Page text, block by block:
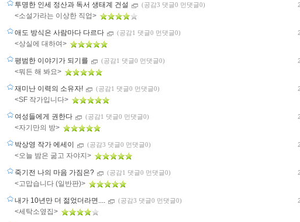
투명한 인세 정산과 독서 생태계 건설 (공감3 댓글0 먼댓글0)
<소설가라는 이상한 직업>
애도 방식은 사람마다 다르다 (공감1 댓글0 먼댓글0)
<상실에 대하여>
평범한 이야기가 되기를 (공감1 댓글0 먼댓글0)
<뭐든 해 봐요>
재미난 이력의 소유자! (공감1 댓글0 먼댓글0)
<SF 작가입니다>
여성들에게 권한다 (공감1 댓글0 먼댓글0)
<자기만의 방>
박상영 작가 에세이 (공감3 댓글0 먼댓글0)
<오늘 밤은 굶고 자야지>
죽기전 나의 마음 가짐은? (공감1 댓글0 먼댓글0)
<고맙습니다 (일반판)>
내가 10년만 더 젊었더라면.... (공감3 댓글0 먼댓글0)
<세탁소옆집>